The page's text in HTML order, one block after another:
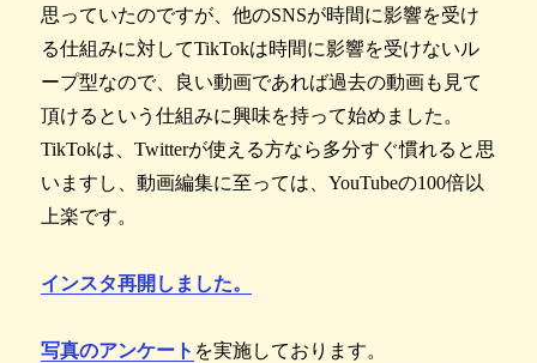
思っていたのですが、他のSNSが時間に影響を受け
る仕組みに対してTikTokは時間に影響を受けないル
ープ型なので、良い動画であれば過去の動画も見て
頂けるという仕組みに興味を持って始めました。
TikTokは、Twitterが使える方なら多分すぐ慣れると思
いますし、動画編集に至っては、YouTubeの100倍以
上楽です。
インスタ再開しました。
写真のアンケート を実施しております。